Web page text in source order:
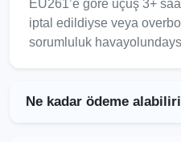
EU261’e göre uçuş 3+
iptal edildiyse veya
sorumluluk
Ne kadar ödeme